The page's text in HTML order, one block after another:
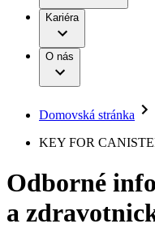
Léčba
Onkologie
Ortopedie
Páteřní
Péče o
Onemocnění
B. Braun Avitum
Práce a
Naše kultura
Vaše příležitost​
Odpovědnost
Média
Tiskové
Kontakt
Kontaktní
Kariéra
O nás
Domovská stránka
KEY FOR
Odborné
a